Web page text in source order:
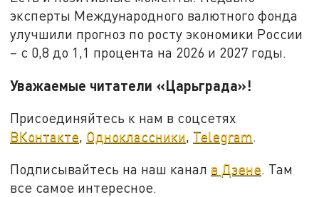
эксперты Международного валютного фонда
улучшили прогноз по росту экономики России
– с 0,8 до 1,1 процента на 2026 и 2027 годы.
Уважаемые читатели «Царьграда»!
Присоединяйтесь к нам в соцсетях
ВКонтакте, Одноклассники, Telegram.
Подписывайтесь на наш канал в Дзене. Там
все самое интересное.